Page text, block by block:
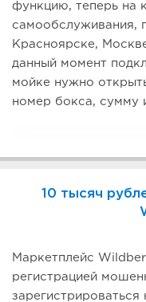
функцию, теперь на
самообслуживания,
Красноярске,
данный момент
мойке нужно
номер бокса, сумму
10 тысяч
Маркетплейс
регистрацией